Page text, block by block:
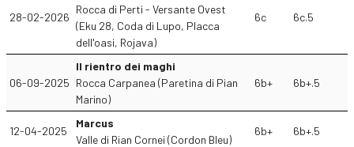
28-02-2026
Rocca di Perti - Versante Ovest
(Eku 28, Coda di Lupo, Placca
dell'oasi, Rojava)
6c 6c.5
06-09-2025
Il rientro dei maghi
Rocca Carpanea (Paretina di Pian
Marino)
6b+ 6b+.5
12-04-2025
Marcus
Valle di Rian Cornei (Cordon Bleu)
6b+ 6b+.5